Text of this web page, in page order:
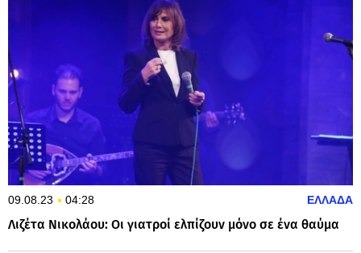
09.08.23 04:28 ΕΛΛΑΔΑ
Λιζέτα Νικολάου: Οι γιατροί ελπίζουν μόνο σε ένα θαύμα